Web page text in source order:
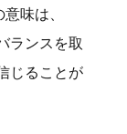
味は、
ランスを取
じることが